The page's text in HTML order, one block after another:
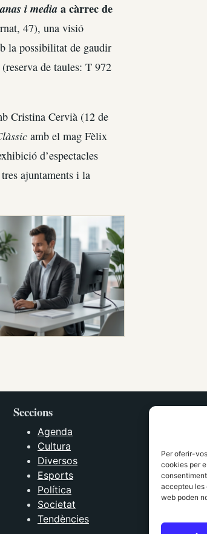
Per oferir-
cookies per
accepteu les
web poden
i mediaa càrrec de
47), una visió
la possibilitat de gaudir
de taules: T 972
Cristina Cervià (12 de
amb el mag Fèlix
d’espectacles
ajuntaments i la
Seccions
Agenda
Cultura
Diversos
Esports
Política
Societat
Tendències